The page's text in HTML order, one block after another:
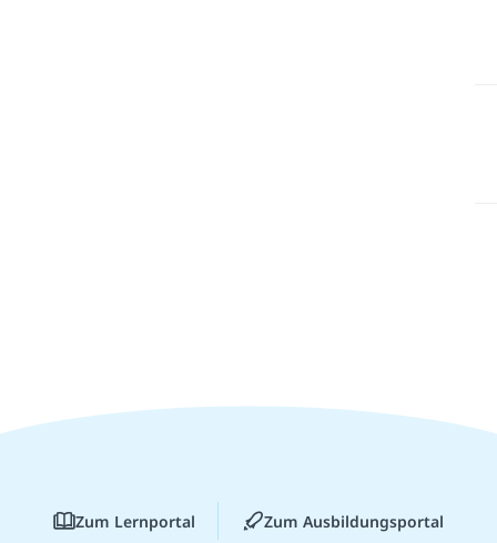
Zum Lernportal Zum Ausbildungsportal